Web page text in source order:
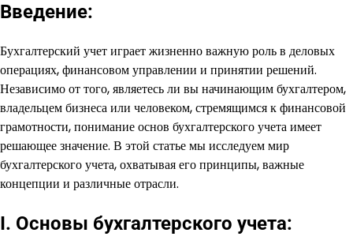
Введение:
Бухгалтерский учет играет жизненно важную роль в деловых
операциях, финансовом управлении и принятии решений.
Независимо от того, являетесь ли вы начинающим бухгалтером,
владельцем бизнеса или человеком, стремящимся к финансовой
грамотности, понимание основ бухгалтерского учета имеет
решающее значение. В этой статье мы исследуем мир
бухгалтерского учета, охватывая его принципы, важные
концепции и различные отрасли.
I. Основы бухгалтерского учета: